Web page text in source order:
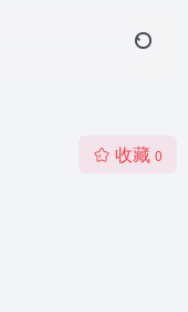
收藏 0